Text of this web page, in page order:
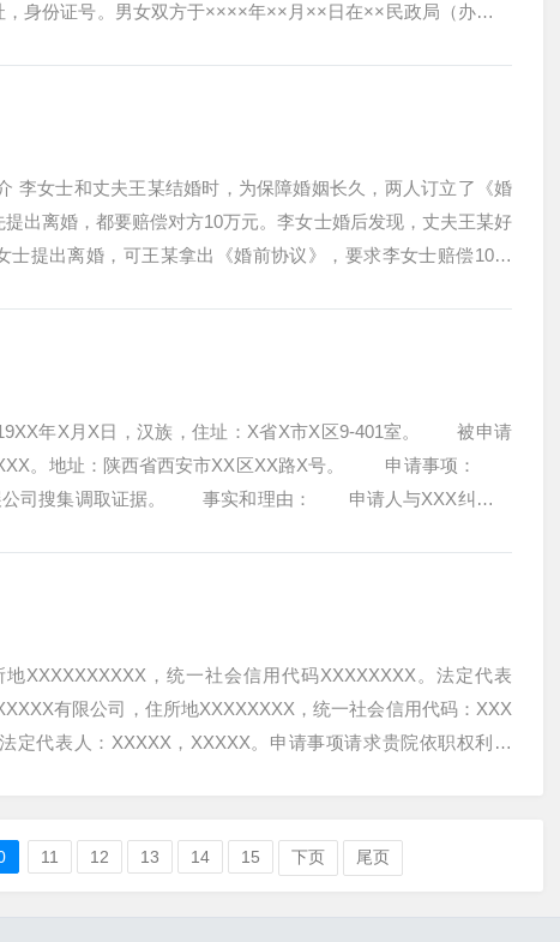
身份证号。男女双方于××××年××月××日在××民政局（办）办
李女士和丈夫王某结婚时，为保障婚姻长久，两人订立了《婚
出离婚，都要赔偿对方10万元。李女士婚后发现，丈夫王某好
士提出离婚，可王某拿出《婚前协议》，要求李女士赔偿10万
年X月X日，汉族，住址：X省X市X区9-401室。 被申请
XXX。地址：陕西省西安市XX区XX路X号。 申请事项：
公司搜集调取证据。 事实和理由： 申请人与XXX纠纷一
XXXXXXXXXX，统一社会信用代码XXXXXXXX。法定代表
有限公司，住所地XXXXXXXX，统一社会信用代码：XXX
定代表人：XXXXX，XXXXX。申请事项请求贵院依职权利用
11 12 13 14 15 下页 尾页